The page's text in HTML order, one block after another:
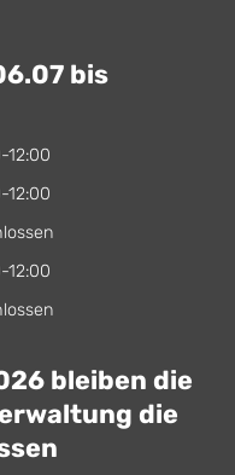
bis
12:00
12:00
12:00
bleiben die
die